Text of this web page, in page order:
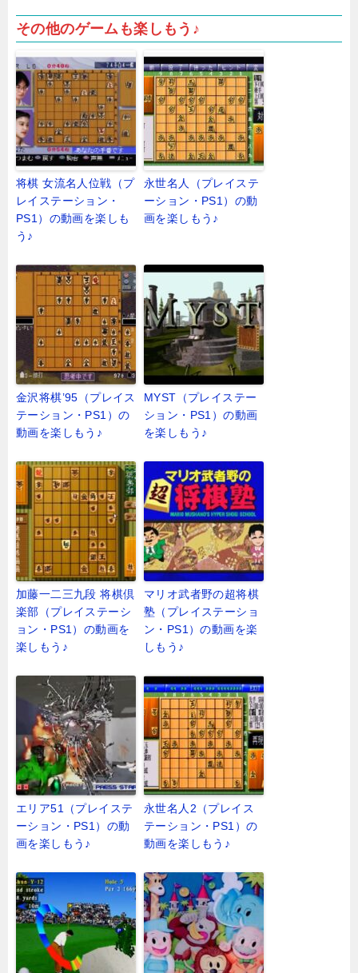
その他のゲームも楽しもう♪
将棋 女流名人位戦（プ
レイステーション・
PS1）の動画を楽しも
う♪
永世名人（プレイステ
ーション・PS1）の動
画を楽しもう♪
金沢将棋’95（プレイス
テーション・PS1）の
動画を楽しもう♪
MYST（プレイステー
ション・PS1）の動画
を楽しもう♪
加藤一二三九段 将棋倶
楽部（プレイステーシ
ョン・PS1）の動画を
楽しもう♪
マリオ武者野の超将棋
塾（プレイステーショ
ン・PS1）の動画を楽
しもう♪
エリア51（プレイステ
ーション・PS1）の動
画を楽しもう♪
永世名人2（プレイス
テーション・PS1）の
動画を楽しもう♪